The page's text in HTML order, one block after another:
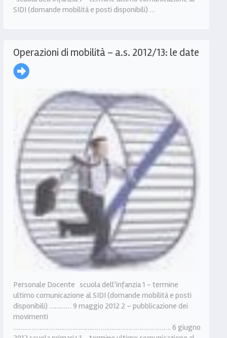
SIDI (domande mobilità e posti disponibili) …
Operazioni di mobilità – a.s. 2012/13: le date
Personale Docente scuola dell’infanzia 1 – termine
ultimo comunicazione al SIDI (domande mobilità e posti
disponibili) ………… 9 maggio 2012 2 – pubblicazione dei
movimenti
…………………………………………………………………………. 6 giugno